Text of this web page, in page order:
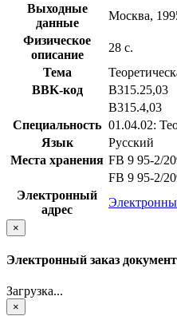
Выходные
данные
Москва,
Физическое
описание
28 с.
Тема
BBK-код
В315.25,03
В315.4,03
Специальность 01.04.02:
Язык
Русский
Места хранения FB 9 95-2/
FB 9 95-2/
Электронный
адрес
×
Электронный заказ
Загрузка...
×